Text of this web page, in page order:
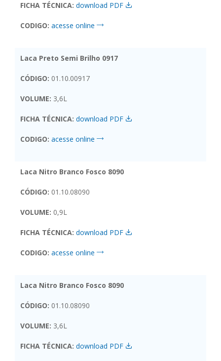
FICHA TÉCNICA: download PDF
CODIGO: acesse online
Laca Preto Semi Brilho 0917
CÓDIGO: 01.10.00917
VOLUME: 3,6L
FICHA TÉCNICA: download PDF
CODIGO: acesse online
Laca Nitro Branco Fosco 8090
CÓDIGO: 01.10.08090
VOLUME: 0,9L
FICHA TÉCNICA: download PDF
CODIGO: acesse online
Laca Nitro Branco Fosco 8090
CÓDIGO: 01.10.08090
VOLUME: 3,6L
FICHA TÉCNICA: download PDF